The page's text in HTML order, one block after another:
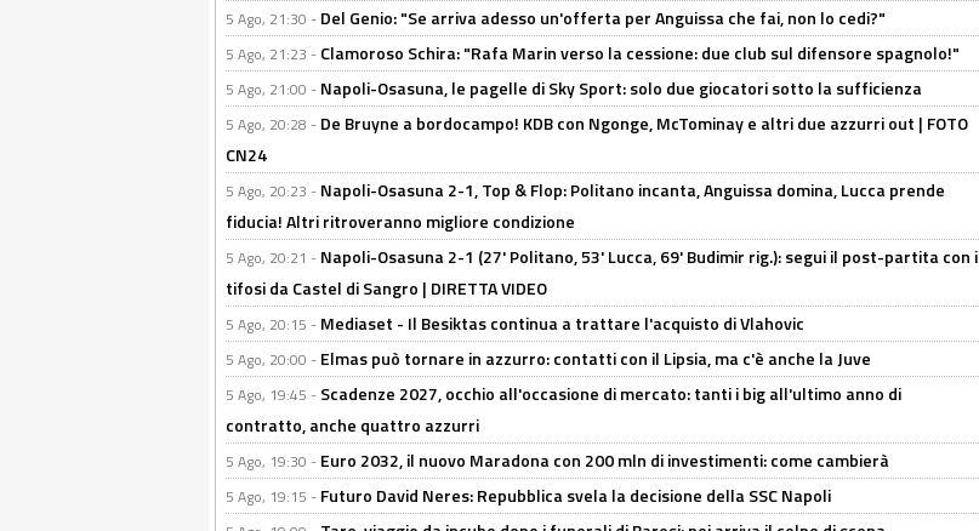
5 Ago, 21:30 - Del Genio: "Se arriva adesso un'offerta per Anguissa che fai, non lo cedi?"
5 Ago, 21:23 - Clamoroso Schira: "Rafa Marin verso la cessione: due club sul difensore spagnolo!"
5 Ago, 21:00 - Napoli-Osasuna, le pagelle di Sky Sport: solo due giocatori sotto la sufficienza
5 Ago, 20:28 - De Bruyne a bordocampo! KDB con Ngonge, McTominay e altri due azzurri out | FOTO
CN24
5 Ago, 20:23 - Napoli-Osasuna 2-1, Top & Flop: Politano incanta, Anguissa domina, Lucca prende
fiducia! Altri ritroveranno migliore condizione
5 Ago, 20:21 - Napoli-Osasuna 2-1 (27' Politano, 53' Lucca, 69' Budimir rig.): segui il post-partita con i
tifosi da Castel di Sangro | DIRETTA VIDEO
5 Ago, 20:15 - Mediaset - Il Besiktas continua a trattare l'acquisto di Vlahovic
5 Ago, 20:00 - Elmas può tornare in azzurro: contatti con il Lipsia, ma c'è anche la Juve
5 Ago, 19:45 - Scadenze 2027, occhio all'occasione di mercato: tanti i big all'ultimo anno di
contratto, anche quattro azzurri
5 Ago, 19:30 - Euro 2032, il nuovo Maradona con 200 mln di investimenti: come cambierà
5 Ago, 19:15 - Futuro David Neres: Repubblica svela la decisione della SSC Napoli